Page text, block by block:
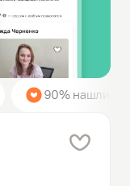
90% нашли